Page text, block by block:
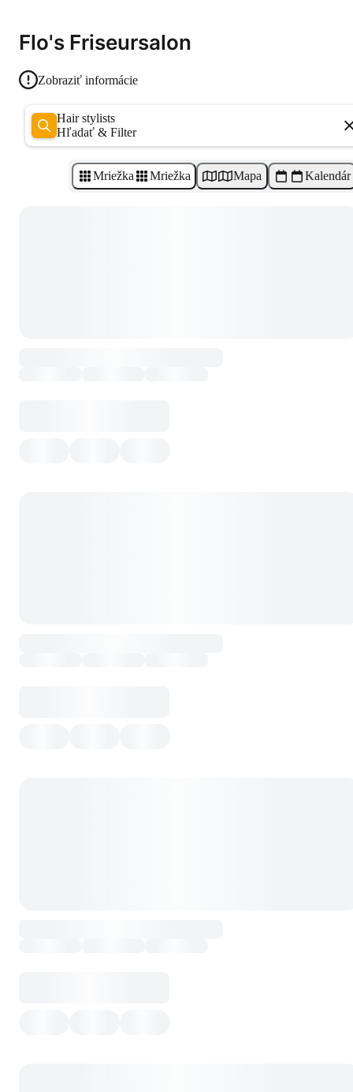
Flo's Friseursalon
Zobraziť informácie
Hair stylists
Hľadať & Filter
Mriežka Mriežka Mapa Kalendár